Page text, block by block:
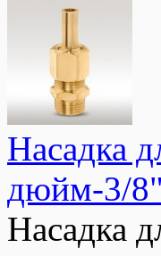
Насадка
дюйм-3/
Насадка